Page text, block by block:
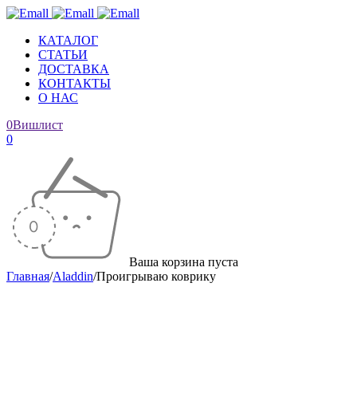
КАТАЛОГ
СТАТЬИ
ДОСТАВКА
КОНТАКТЫ
О НАС
0Вишлист
0
Ваша корзина пуста
Главная/Aladdin/Проигрываю коврику